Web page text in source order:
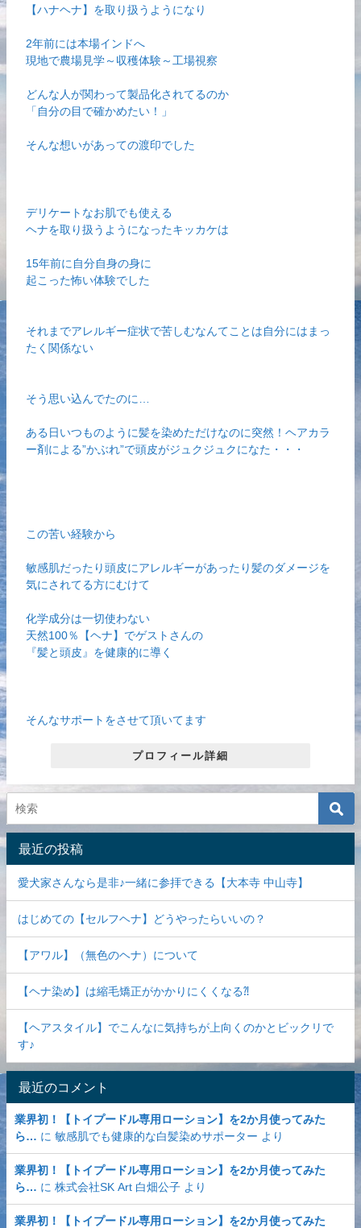
【ハナヘナ】を取り扱うようになり
2年前には本場インドへ
現地で農場見学～収穫体験～工場視察
どんな人が関わって製品化されてるのか
「自分の目で確かめたい！」
そんな想いがあっての渡印でした
デリケートなお肌でも使える
ヘナを取り扱うようになったキッカケは
15年前に自分自身の身に
起こった怖い体験でした
それまでアレルギー症状で苦しむなんてことは自分にはまっ
たく関係ない
そう思い込んでたのに…
ある日いつものように髪を染めただけなのに突然！ヘアカラ
ー剤による”かぶれ”で頭皮がジュクジュクになた・・・
この苦い経験から
敏感肌だったり頭皮にアレルギーがあったり髪のダメージを
気にされてる方にむけて
化学成分は一切使わない
天然100％【ヘナ】でゲストさんの
『髪と頭皮』を健康的に導く
そんなサポートをさせて頂いてます
プロフィール詳細
最近の投稿
愛犬家さんなら是非♪一緒に参拝できる【大本寺 中山寺】
はじめての【セルフヘナ】どうやったらいいの？
【アワル】（無色のヘナ）について
【ヘナ染め】は縮毛矯正がかかりにくくなる⁈
【ヘアスタイル】でこんなに気持ちが上向くのかとビックリで
す♪
最近のコメント
業界初！【トイプードル専用ローション】を2か月使ってみた
ら… に 敏感肌でも健康的な白髪染めサポーター より
業界初！【トイプードル専用ローション】を2か月使ってみた
ら… に 株式会社SK Art 白畑公子 より
業界初！【トイプードル専用ローション】を2か月使ってみた